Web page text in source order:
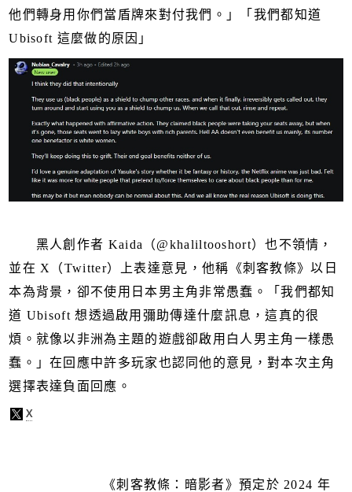
他們轉身用你們當盾牌來對付我們。」「我們都知道
Ubisoft 這麼做的原因」
黑人創作者 Kaida（@khaliltooshort）也不領情，
並在 X（Twitter）上表達意見，他稱《刺客教條》以日
本為背景，卻不使用日本男主角非常愚蠢。「我們都知
道 Ubisoft 想透過啟用彌助傳達什麼訊息，這真的很
煩。就像以非洲為主題的遊戲卻啟用白人男主角一樣愚
蠢。」在回應中許多玩家也認同他的意見，對本次主角
選擇表達負面回應。
《刺客教條：暗影者》預定於 2024 年